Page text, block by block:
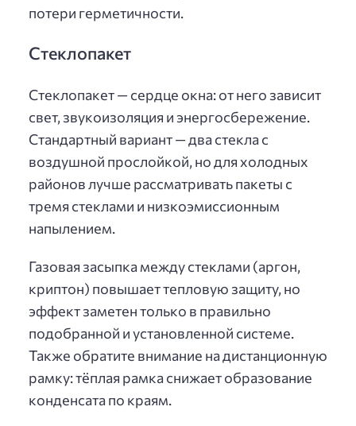
потери герметичности.
Стеклопакет
Стеклопакет — сердце окна: от него зависит
свет, звукоизоляция и энергосбережение.
Стандартный вариант — два стекла с
воздушной прослойкой, но для холодных
районов лучше рассматривать пакеты с
тремя стеклами и низкоэмиссионным
напылением.
Газовая засыпка между стеклами (аргон,
криптон) повышает тепловую защиту, но
эффект заметен только в правильно
подобранной и установленной системе.
Также обратите внимание на дистанционную
рамку: тёплая рамка снижает образование
конденсата по краям.